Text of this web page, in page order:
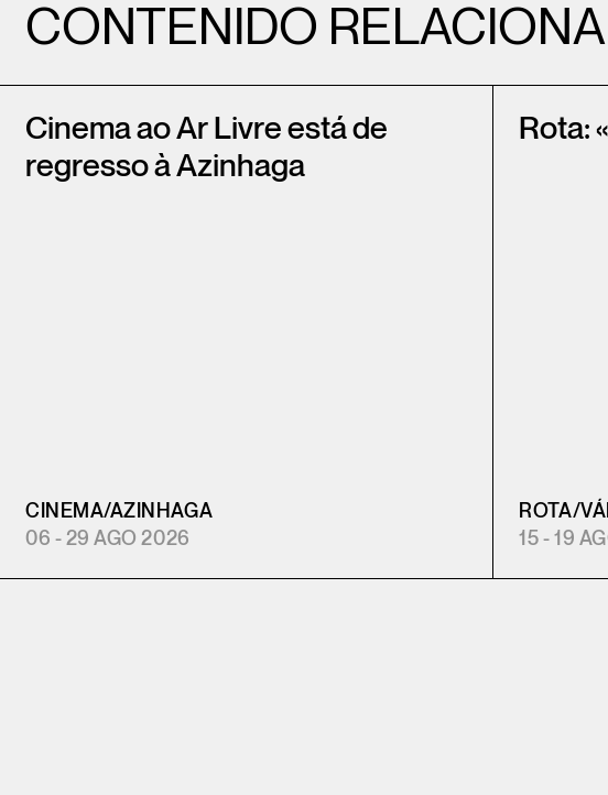
CONTENIDO
Cinema ao Ar Livre está de
regresso à Azinhaga
CINEMA/AZINHAGA
06 - 29 AGO 2026
Rota:
ROTA/
15 - 19